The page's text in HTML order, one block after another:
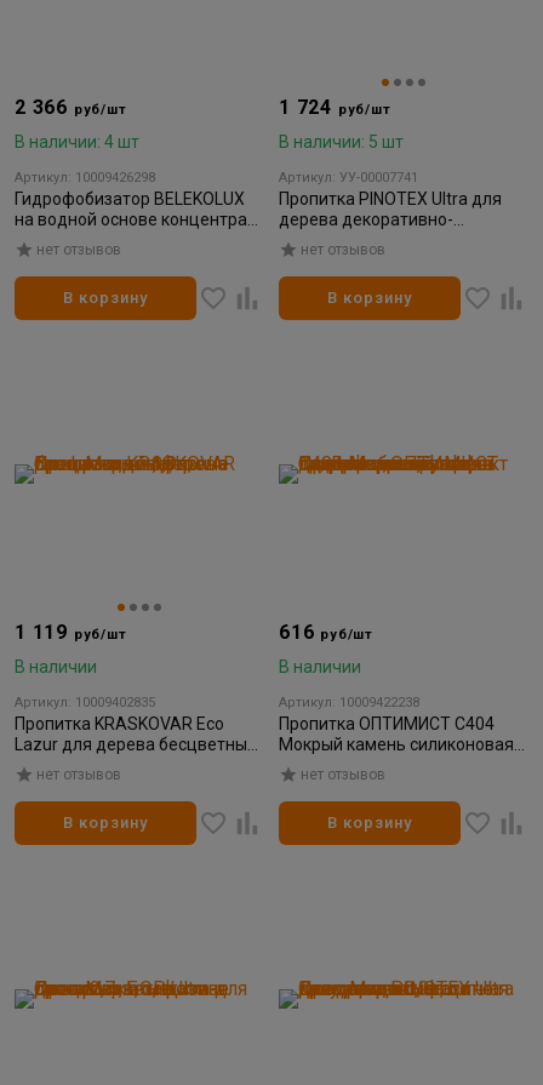
2 366 руб/шт
В наличии: 4 шт
Артикул: 10009426298
Гидрофобизатор BELEKOLUX
на водной основе концентрат
1:1 вед.5л
нет отзывов
В корзину
1 724 руб/шт
В наличии: 5 шт
Артикул: УУ-00007741
Пропитка PINOTEX Ultra для
дерева декоративно-
защитная палисандр 0,9л
нет отзывов
В корзину
1 119 руб/шт
В наличии
Артикул: 10009402835
Пропитка KRASKOVAR Eco
Lazur для дерева бесцветный
0,9лнет отзывов
В корзину
616 руб/шт
В наличии
Артикул: 10009422238
Пропитка ОПТИМИСТ C404
Мокрый камень силиконовая
гидрофобизирующая
декоративный эффект 1л
нет отзывов
В корзину